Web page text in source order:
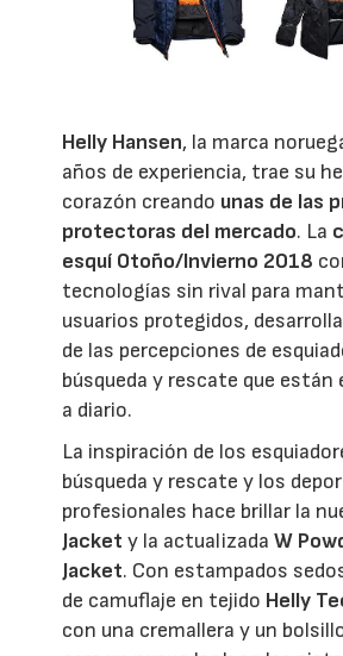
Helly Hansen, la marca
años de experiencia, trae su
corazón creando unas de las
protectoras del mercado. La
esquí Otoño/Invierno 2018
tecnologías sin rival para
usuarios protegidos,
de las percepciones de
búsqueda y rescate que están
a diario.
La inspiración de los
búsqueda y rescate y los
profesionales hace brillar la
Jacket y la actualizadaW
Jacket. Con estampados
de camuflaje en tejido Helly
con una cremallera y un